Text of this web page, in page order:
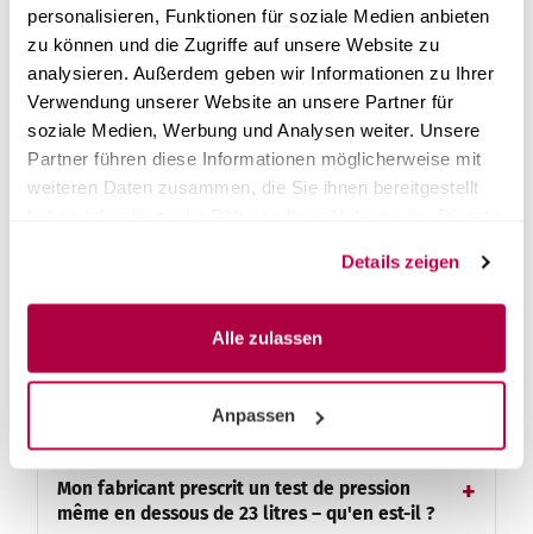
personalisieren, Funktionen für soziale Medien anbieten
zu können und die Zugriffe auf unsere Website zu
analysieren. Außerdem geben wir Informationen zu Ihrer
Verwendung unserer Website an unsere Partner für
soziale Medien, Werbung und Analysen weiter. Unsere
Partner führen diese Informationen möglicherweise mit
weiteren Daten zusammen, die Sie ihnen bereitgestellt
Details zeigen
Alle zulassen
Anpassen
(intérieur, extérieur, résistance) ?
Proposez-vous des appareils pour le contrôle
d'isolation des instruments chirurgicaux HF ?
Qui est autorisé à effectuer le test de
Que se passe-t-il si je manque le test de
pression pour un appareil de plus de 23 litres
il aussi en Autriche et en Suisse ?
Mon fabricant prescrit un test de pression
même en dessous de 23 litres – qu'en est-il ?